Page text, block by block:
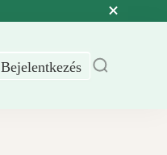
Bejelentkezés